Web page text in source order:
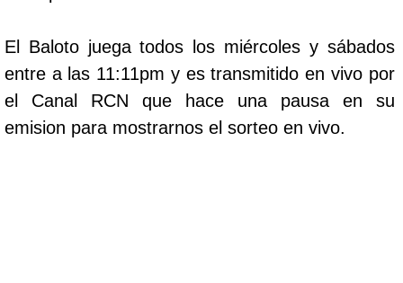
El Baloto juega todos los miércoles y sábados
entre a las 11:11pm y es transmitido en vivo por
el Canal RCN que hace una pausa en su
emision para mostrarnos el sorteo en vivo.